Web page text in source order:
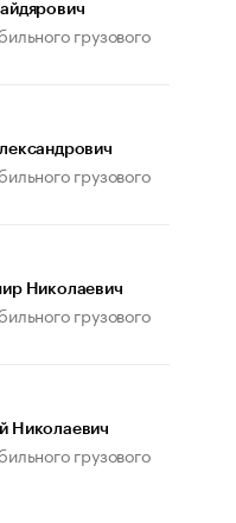
Как живет глава
рассказал Маск в
грузового
грузового
Николаевич
грузового
Николаевич
грузового